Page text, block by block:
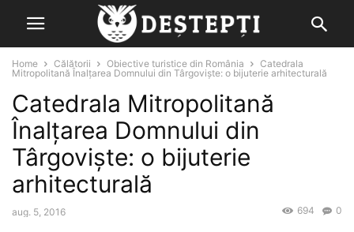
Home Călătorii Obiective turistice din România
Catedrala
Mitropolitană Înalțarea Domnului din Târgoviște: o bijuterie arhitecturală
Catedrala Mitropolitană
Înalțarea Domnului din
Târgoviște: o bijuterie
arhitecturală
aug. 5, 2016 0
694